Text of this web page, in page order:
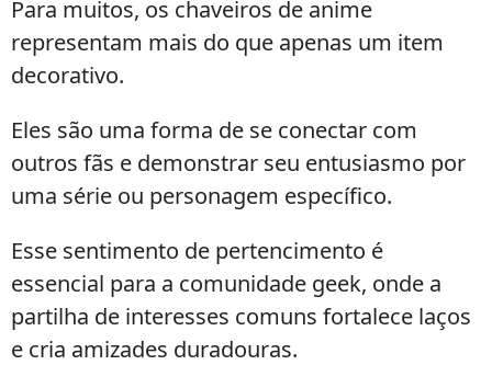
Para muitos, os chaveiros de anime
representam mais do que apenas um item
decorativo.
Eles são uma forma de se conectar com
outros fãs e demonstrar seu entusiasmo por
uma série ou personagem específico.
Esse sentimento de pertencimento é
essencial para a comunidade geek, onde a
partilha de interesses comuns fortalece laços
e cria amizades duradouras.